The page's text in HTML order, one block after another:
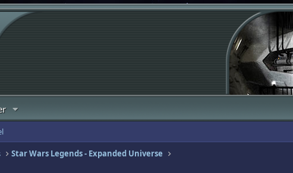
Star Wars Legends - Expanded Universe